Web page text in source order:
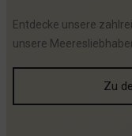
Entdecke unsere
unsere
Zu